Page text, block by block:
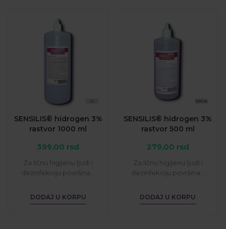
SENSILIS® hidrogen 3%
rastvor 1000 ml
399,00 rsd
Za ličnu higijenu ljudi i
dezinfekciju površina...
DODAJ U KORPU
SENSILIS® hidrogen 3%
rastvor 500 ml
279,00 rsd
Za ličnu higijenu ljudi i
dezinfekciju površina...
DODAJ U KORPU